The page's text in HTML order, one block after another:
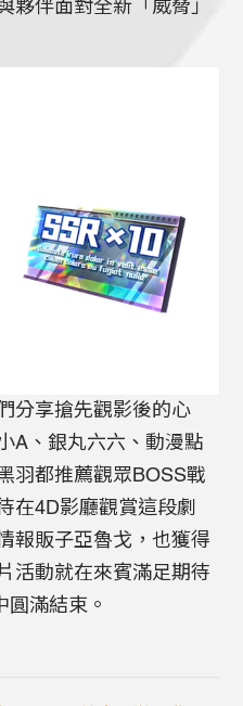
夥伴面對全新「威脅」
分享搶先觀影後的心
A、銀丸六六、動漫點
羽都推薦觀眾BOSS戰
在4D影廳觀賞這段劇
報販子亞魯戈，也獲得
活動就在來賓滿足期待
圓滿結束。